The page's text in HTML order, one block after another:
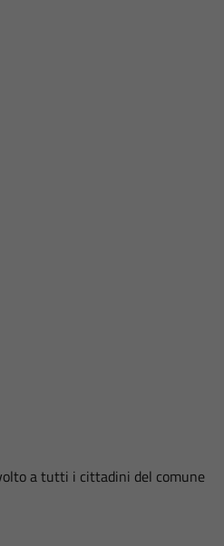
a tutti i cittadini del comune